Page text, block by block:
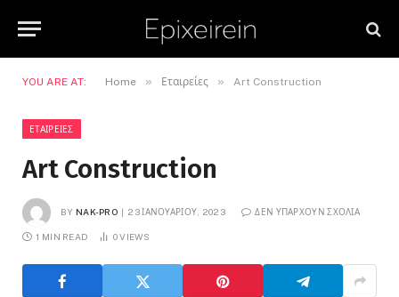
YOU ARE AT: Home » Εταιρείες » Art Construction
ΕΤΑΙΡΕΊΕΣ
Art Construction
BY NAK-PRO 23 ΙΑΝΟΥΑΡΊΟΥ, 2023 ΔΕΝ ΥΠΆΡΧΟΥΝ ΣΧΌΛΙΑ
1 MIN READ 0VIEWS